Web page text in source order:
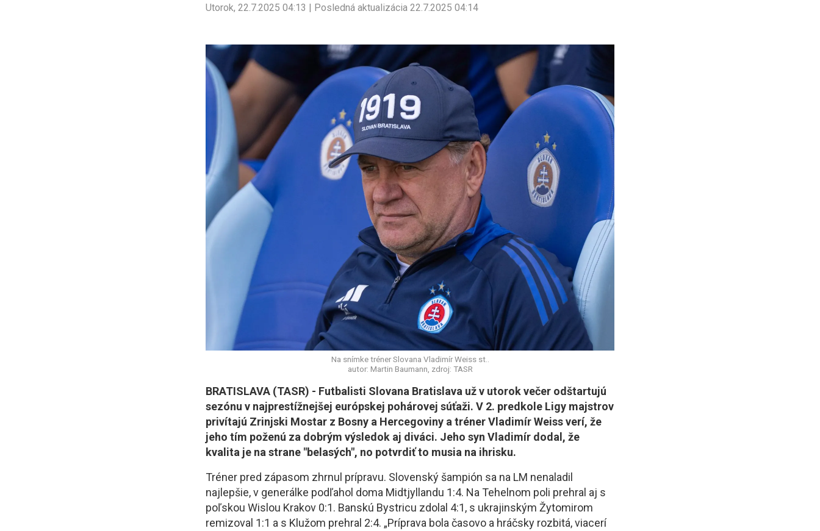
Utorok, 22.7.2025 04:13 | Posledná aktualizácia 22.7.2025 04:14
Na snímke tréner Slovana Vladimír Weiss st..
autor: Martin Baumann, zdroj: TASR
BRATISLAVA (TASR) - Futbalisti Slovana Bratislava už v utorok večer odštartujú
sezónu v najprestížnejšej európskej pohárovej súťaži. V 2. predkole Ligy majstrov
privítajú Zrinjski Mostar z Bosny a Hercegoviny a tréner Vladimír Weiss verí, že
jeho tím poženú za dobrým výsledok aj diváci. Jeho syn Vladimír dodal, že
kvalita je na strane "belasých", no potvrdiť to musia na ihrisku.
Tréner pred zápasom zhrnul prípravu. Slovenský šampión sa na LM nenaladil
najlepšie, v generálke podľahol doma Midtjyllandu 1:4. Na Tehelnom poli prehral aj s
poľskou Wislou Krakov 0:1. Banskú Bystricu zdolal 4:1, s ukrajinským Žytomirom
remizoval 1:1 a s Klužom prehral 2:4. „Príprava bola časovo a hráčsky rozbitá, viacerí